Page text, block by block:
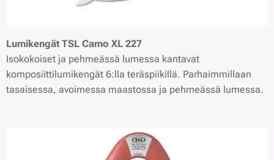
Lumikengät TSL Camo XL 227
Isokokoiset ja pehmeässä lumessa kantavat
komposiittilumikengät 6:lla teräspiikillä. Parhaimmillaan
tasaisessa, avoimessa maastossa ja pehmeässä lumessa.